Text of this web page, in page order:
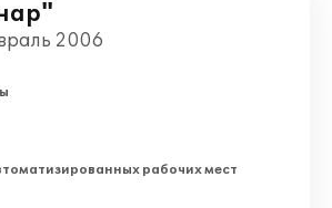
2006
рабочих мест